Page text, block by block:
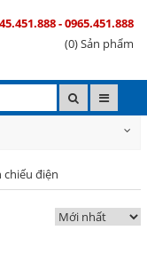
- 0965.451.888
(0) Sản phẩm
chiếu điện